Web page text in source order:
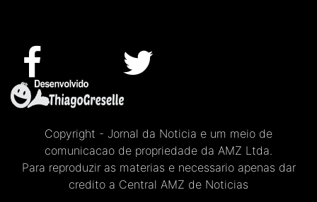
Copyright - Jornal da Noticia e um meio de
comunicacao de propriedade da AMZ Ltda.
Para reproduzir as materias e necessario apenas dar
credito a Central AMZ de Noticias